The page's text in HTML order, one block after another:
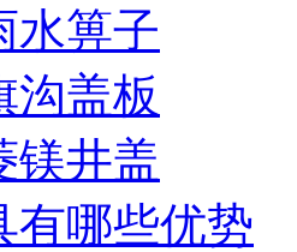
水箅子
沟盖板
镁井盖
有哪些优势